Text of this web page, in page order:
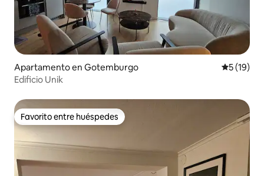
Apartamento en Gotemburgo
5 (19)
Edificio Unik
Favorito entre huéspedes
Favorito entre huéspedes